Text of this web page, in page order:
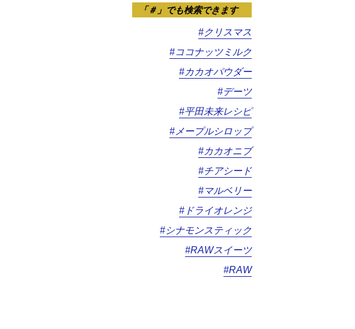
「＃」でも検索できます
#クリスマス
#ココナッツミルク
#カカオパウダー
#デーツ
#平田未来レシピ
#メープルシロップ
#カカオニブ
#チアシード
#マルベリー
#ドライオレンジ
#シナモンスティック
#RAWスイーツ
#RAW